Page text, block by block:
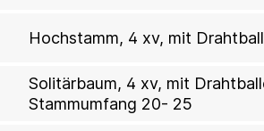
Hochstamm, 4 xv, mit
Solitärbaum, 4 xv, mit
Stammumfang 20- 25